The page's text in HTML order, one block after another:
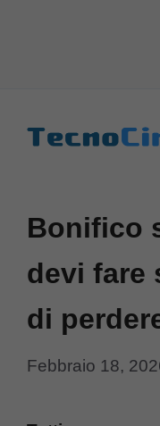
Bonifico
devi fare
di
Febbraio 18,